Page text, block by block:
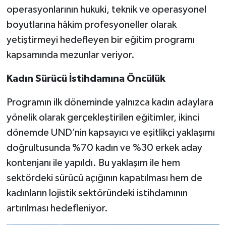
operasyonlarının hukuki, teknik ve operasyonel
boyutlarına hâkim profesyoneller olarak
yetiştirmeyi hedefleyen bir eğitim programı
kapsamında mezunlar veriyor.
Kadın Sürücü İstihdamına Öncülük
Programın ilk döneminde yalnızca kadın adaylara
yönelik olarak gerçekleştirilen eğitimler, ikinci
dönemde UND’nin kapsayıcı ve eşitlikçi yaklaşımı
doğrultusunda %70 kadın ve %30 erkek aday
kontenjanı ile yapıldı. Bu yaklaşım ile hem
sektördeki sürücü açığının kapatılması hem de
kadınların lojistik sektöründeki istihdamının
artırılması hedefleniyor.